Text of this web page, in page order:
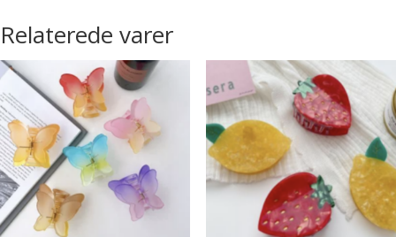
Relaterede varer